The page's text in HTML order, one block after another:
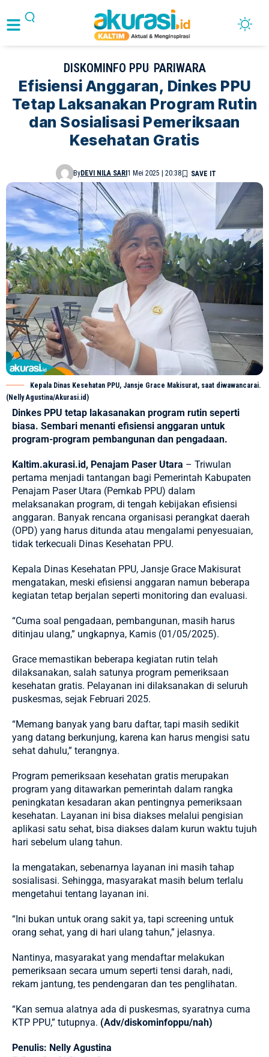
DISKOMINFO PPU PARIWARA
Efisiensi Anggaran, Dinkes PPU
Tetap Laksanakan Program Rutin
dan Sosialisasi Pemeriksaan
Kesehatan Gratis
ByDEVI NILA SARI1 Mei 2025 | 20:38
Kepala Dinas Kesehatan PPU, Jansje Grace Makisurat, saat diwawancarai.
(Nelly Agustina/Akurasi.id)
Dinkes PPU tetap lakasanakan program rutin seperti
biasa. Sembari menanti efisiensi anggaran untuk
program-program pembangunan dan pengadaan.
Kaltim.akurasi.id, Penajam Paser Utara – Triwulan
pertama menjadi tantangan bagi Pemerintah Kabupaten
Penajam Paser Utara (Pemkab PPU) dalam
melaksanakan program, di tengah kebijakan efisiensi
anggaran. Banyak rencana organisasi perangkat daerah
(OPD) yang harus ditunda atau mengalami penyesuaian,
tidak terkecuali Dinas Kesehatan PPU.
Kepala Dinas Kesehatan PPU, Jansje Grace Makisurat
mengatakan, meski efisiensi anggaran namun beberapa
kegiatan tetap berjalan seperti monitoring dan evaluasi.
“Cuma soal pengadaan, pembangunan, masih harus
ditinjau ulang,” ungkapnya, Kamis (01/05/2025).
Grace memastikan beberapa kegiatan rutin telah
dilaksanakan, salah satunya program pemeriksaan
kesehatan gratis. Pelayanan ini dilaksanakan di seluruh
puskesmas, sejak Februari 2025.
“Memang banyak yang baru daftar, tapi masih sedikit
yang datang berkunjung, karena kan harus mengisi satu
sehat dahulu,” terangnya.
Program pemeriksaan kesehatan gratis merupakan
program yang ditawarkan pemerintah dalam rangka
peningkatan kesadaran akan pentingnya pemeriksaan
kesehatan. Layanan ini bisa diakses melalui pengisian
aplikasi satu sehat, bisa diakses dalam kurun waktu tujuh
hari sebelum ulang tahun.
Ia mengatakan, sebenarnya layanan ini masih tahap
sosialisasi. Sehingga, masyarakat masih belum terlalu
mengetahui tentang layanan ini.
“Ini bukan untuk orang sakit ya, tapi screening untuk
orang sehat, yang di hari ulang tahun,” jelasnya.
Nantinya, masyarakat yang mendaftar melakukan
pemeriksaan secara umum seperti tensi darah, nadi,
rekam jantung, tes pendengaran dan tes penglihatan.
“Kan semua alatnya ada di puskesmas, syaratnya cuma
KTP PPU,” tutupnya. (Adv/diskominfoppu/nah)
Penulis: Nelly Agustina